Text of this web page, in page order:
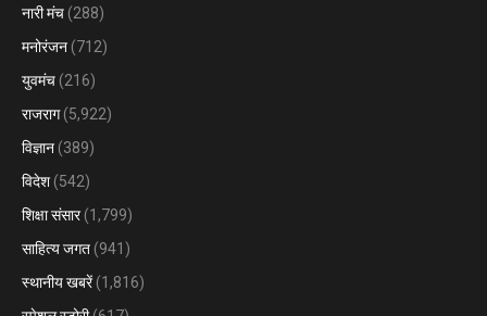
नारी मंच (288)
मनोरंजन (712)
युवमंच (216)
राजराग(5,922)
विज्ञान (389)
विदेश (542)
शिक्षा संसार(1,799)
साहित्य जगत (941)
स्थानीय खबरें(1,816)